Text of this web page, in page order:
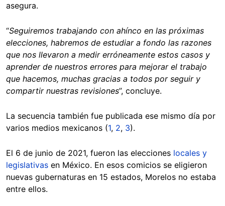
asegura.
“Seguiremos trabajando con ahínco en las próximas
elecciones, habremos de estudiar a fondo las razones
que nos llevaron a medir erróneamente estos casos y
aprender de nuestros errores para mejorar el trabajo
que hacemos, muchas gracias a todos por seguir y
compartir nuestras revisiones”, concluye.
La secuencia también fue publicada ese mismo día por
varios medios mexicanos (1, 2, 3).
El 6 de junio de 2021, fueron las elecciones locales y
legislativas en México. En esos comicios se eligieron
nuevas gubernaturas en 15 estados, Morelos no estaba
entre ellos.